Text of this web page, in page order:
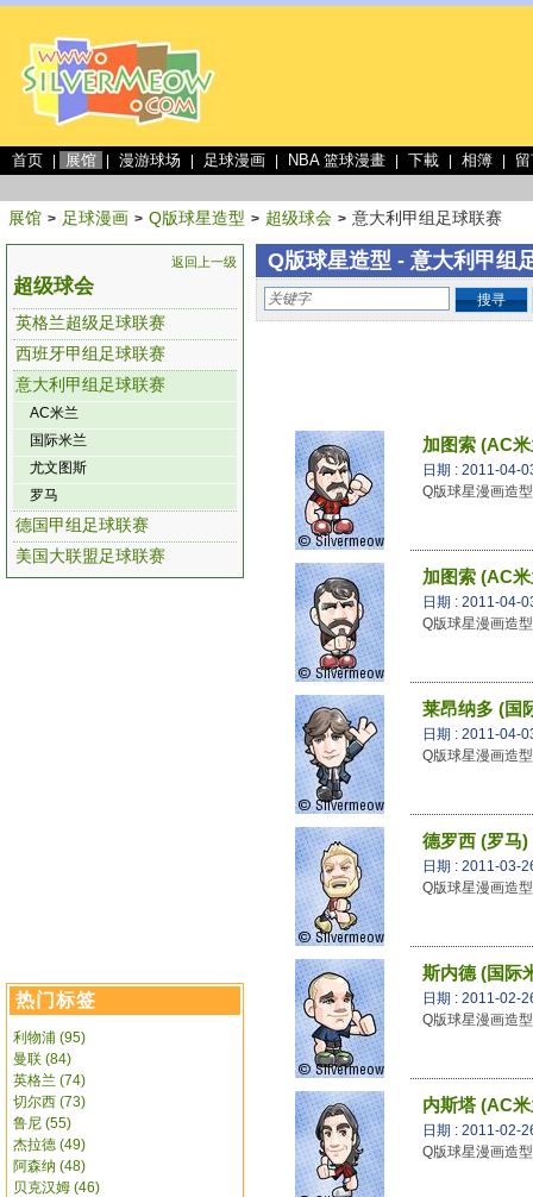
首页 展馆 漫游球场 足球漫画 NBA 篮球漫畫 下載 相簿
展馆 > 足球漫画 > Q版球星造型 > 超级球会 > 意大利甲组足球联赛
返回上一级
超级球会
英格兰超级足球联赛
西班牙甲组足球联赛
意大利甲组足球联赛
AC米兰
国际米兰
尤文图斯
罗马
德国甲组足球联赛
美国大联盟足球联赛
热门标签
利物浦 (95)
曼联 (84)
英格兰 (74)
切尔西 (73)
鲁尼 (55)
杰拉德 (49)
阿森纳 (48)
贝克汉姆 (46)
Q版球星造型 - 意大利甲组
搜寻
加图索 (AC
日期 : 2011-04-
Q版球星漫画造
加图索 (AC
日期 : 2011-04-
Q版球星漫画造
莱昂纳多 (国
日期 : 2011-04-
Q版球星漫画造
德罗西 (罗马)
日期 : 2011-03-
Q版球星漫画造
斯内德 (国际
日期 : 2011-02-
Q版球星漫画造
内斯塔 (AC
日期 : 2011-02-
Q版球星漫画造